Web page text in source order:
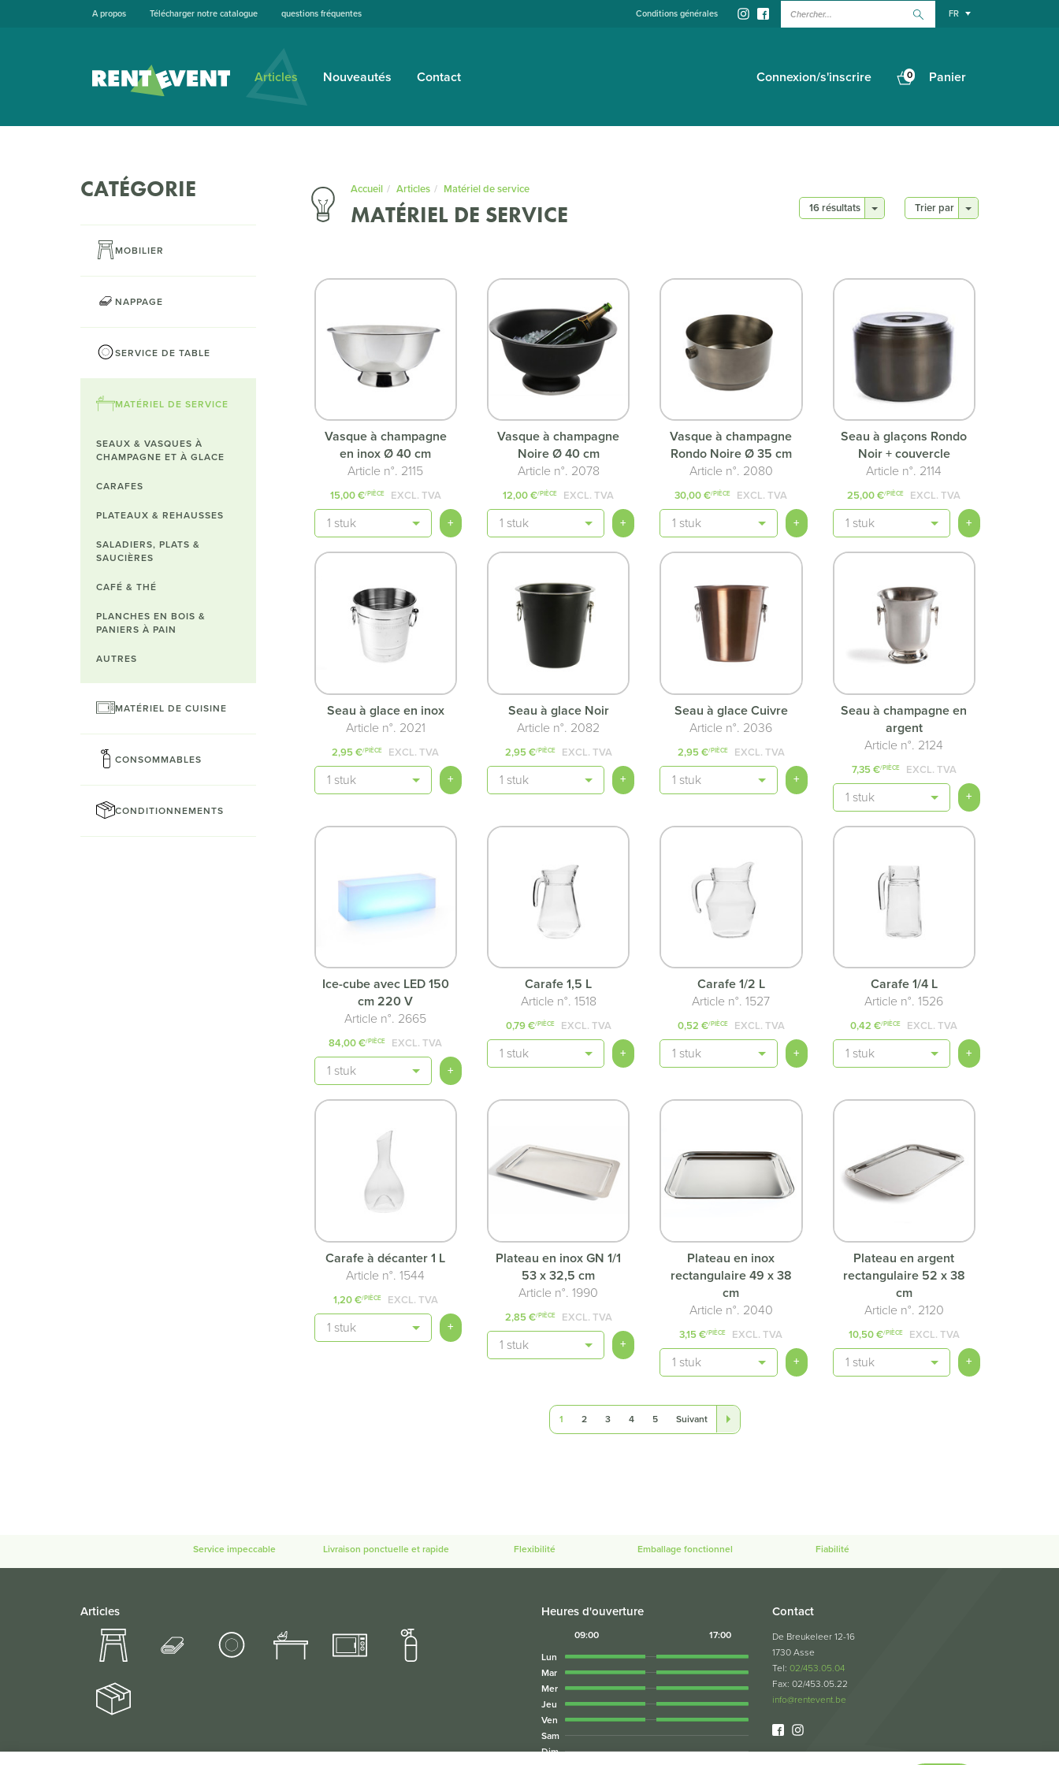
FR
Chercher...
Conditions générales
A propos Télécharger notre catalogue questions fréquentes
Articles Nouveautés Contact Connexion/s'inscrire Panier
0
CATÉGORIE
MOBILIER
NAPPAGE
SERVICE DE TABLE
MATÉRIEL DE SERVICE
SEAUX & VASQUES À
CHAMPAGNE ET À GLACE
CARAFES
PLATEAUX & REHAUSSES
SALADIERS, PLATS &
SAUCIÈRES
CAFÉ & THÉ
PLANCHES EN BOIS &
PANIERS À PAIN
AUTRES
MATÉRIEL DE CUISINE
CONSOMMABLES
CONDITIONNEMENTS
Accueil Articles Matériel de service
MATÉRIEL DE SERVICE Trier par
16 résultats
Vasque à champagne
en inox Ø 40 cm
Article n°. 2115
15,00 €/PIÈCE EXCL. TVA
Quantité +
Vasque à champagne
Noire Ø 40 cm
Article n°. 2078
12,00 €/PIÈCE EXCL. TVA
Quantité +
Vasque à champagne
Rondo Noire Ø 35 cm
Article n°. 2080
30,00 €/PIÈCE EXCL. TVA
Quantité +
Seau à glaçons Rondo
Noir + couvercle
Article n°. 2114
25,00 €/PIÈCE EXCL. TVA
Quantité +
Seau à glace en inox
Article n°. 2021
2,95 €/PIÈCE EXCL. TVA
Quantité +
Seau à glace Noir
Article n°. 2082
2,95 €/PIÈCE EXCL. TVA
Quantité +
Seau à glace Cuivre
Article n°. 2036
2,95 €/PIÈCE EXCL. TVA
Quantité +
Seau à champagne en
argent
Article n°. 2124
7,35 €/PIÈCE EXCL. TVA
Quantité +
Ice-cube avec LED 150
cm 220 V
Article n°. 2665
84,00 €/PIÈCE EXCL. TVA
Quantité +
Carafe 1,5 L
Article n°. 1518
0,79 €/PIÈCE EXCL. TVA
Quantité +
Carafe 1/2 L
Article n°. 1527
0,52 €/PIÈCE EXCL. TVA
Quantité +
Carafe 1/4 L
Article n°. 1526
0,42 €/PIÈCE EXCL. TVA
Quantité +
Carafe à décanter 1 L
Article n°. 1544
1,20 €/PIÈCE EXCL. TVA
Quantité +
Plateau en inox GN 1/1
53 x 32,5 cm
Article n°. 1990
2,85 €/PIÈCE EXCL. TVA
Quantité +
Plateau en inox
rectangulaire 49 x 38
cm
Article n°. 2040
3,15 €/PIÈCE EXCL. TVA
Quantité +
Plateau en argent
rectangulaire 52 x 38
cm
Article n°. 2120
10,50 €/PIÈCE EXCL. TVA
Quantité +
1 2 3 4 5 Suivant
Service impeccable Livraison ponctuelle et rapide Flexibilité Emballage fonctionnel Fiabilité
Articles Heures d'ouverture
09:00
17:00
Lun
Mar
Mer
Jeu
Ven
Sam
Dim
Contact
De Breukeleer 12-16
1730 Asse
Tel: 02/453.05.04
Fax: 02/453.05.22
info@rentevent.be